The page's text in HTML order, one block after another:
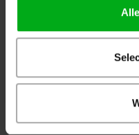
info@podiumtechniek.nl
Volg ons op Instagram
Klantenservice